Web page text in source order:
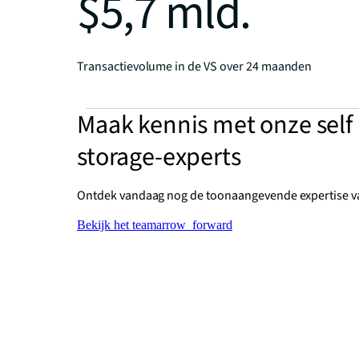
Transactievolume in de VS over 24 maanden
Maak kennis met onze self
storage-experts
Ontdek vandaag nog de toonaangevende expertise
Bekijk het teamarrow_forward